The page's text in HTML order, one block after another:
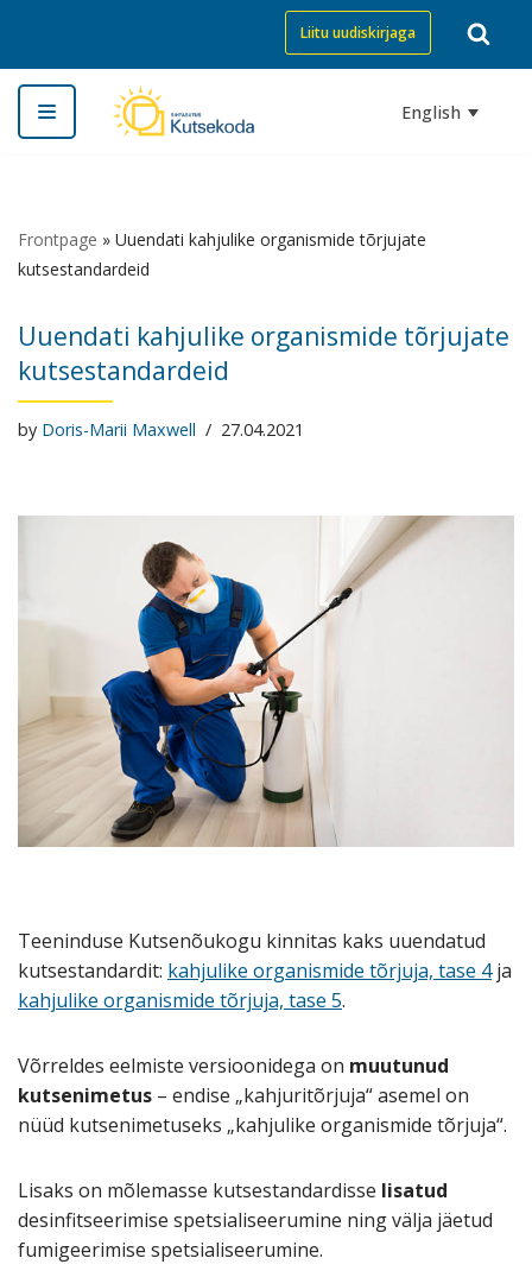
Skip
to
content
Liitu uudiskirjaga
English
Frontpage » Uuendati kahjulike organismide tõrjujate
kutsestandardeid
Uuendati kahjulike organismide tõrjujate
kutsestandardeid
by Doris-Marii Maxwell 27.04.2021
Teeninduse Kutsenõukogu kinnitas kaks uuendatud
kutsestandardit: kahjulike organismide tõrjuja, tase 4ja
kahjulike organismide tõrjuja, tase 5.
Võrreldes eelmiste versioonidega on muutunud
kutsenimetus – endise „kahjuritõrjuja“ asemel on
nüüd kutsenimetuseks „kahjulike organismide tõrjuja“.
Lisaks on mõlemasse kutsestandardisse lisatud
desinfitseerimise spetsialiseerumine ning välja jäetud
fumigeerimise spetsialiseerumine.